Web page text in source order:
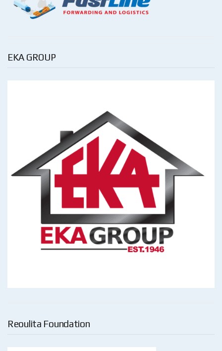
EKA GROUP
Reoulita Foundation